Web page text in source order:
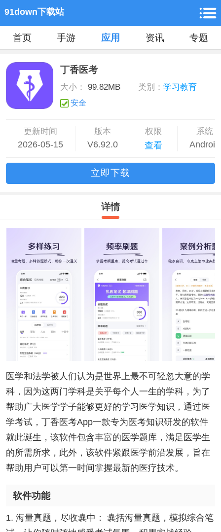
91down下载站
首页 手游 应用 资讯 专题
丁香医考
大小： 99.82MB 类别： 学习教育
安全
更新时间
2026-05-15
版本
V6.92.0
权限
查看
系统
Android
立即下载
详情
医学和法学被人们认为是世界上最不可轻忽大意的学
科，因为这两门学科是关乎每个人一生的学科，为了
帮助广大医学学子能够更好的学习医学知识，通过医
学考试，丁香医考App一款专为医考知识研发的软件
就此诞生，该软件包含丰富的医学题库，满足医学生
的所需所求，此外，该软件紧跟医学前沿发展，旨在
帮助用户可以第一时间掌握最新的医疗技术。
软件功能
1. 海量真题，尽收囊中： 囊括海量真题，模拟综合笔